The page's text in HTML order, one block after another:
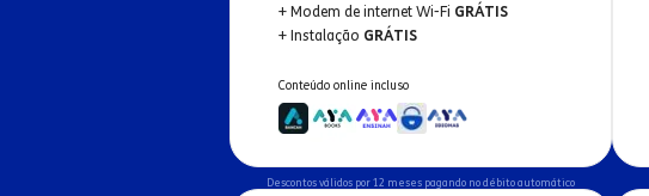
+ Modem de internet Wi-Fi GRÁTIS
+ Instalação GRÁTIS
Conteúdo online incluso
Descontos válidos por 12 meses pagando no débito automático